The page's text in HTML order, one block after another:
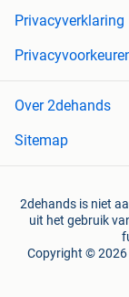
Privacyverklaring
Over 2dehands
Sitemap
2dehands is niet
uit het gebruik
Copyright © 2026